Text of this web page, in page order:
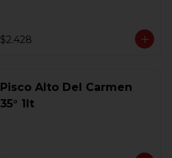
$2.428
Pisco Alto Del Carmen
35° 1lt